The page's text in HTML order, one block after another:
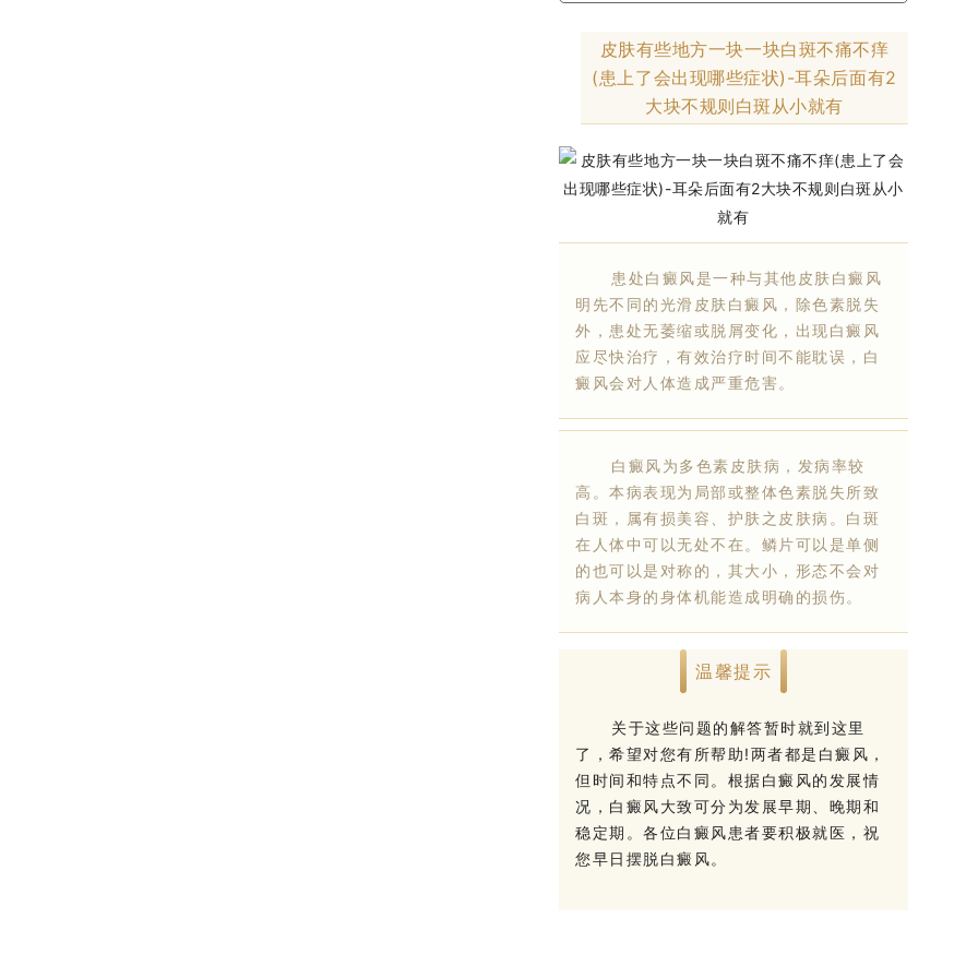
皮肤有些地方一块一块白斑不痛不痒
(患上了会出现哪些症状)-耳朵后面有2
大块不规则白斑从小就有
患处白癜风是一种与其他皮肤白癜风
明先不同的光滑皮肤白癜风，除色素脱失
外，患处无萎缩或脱屑变化，出现白癜风
应尽快治疗，有效治疗时间不能耽误，白
癜风会对人体造成严重危害。
白癜风为多色素皮肤病，发病率较
高。本病表现为局部或整体色素脱失所致
白斑，属有损美容、护肤之皮肤病。白斑
在人体中可以无处不在。鳞片可以是单侧
的也可以是对称的，其大小，形态不会对
病人本身的身体机能造成明确的损伤。
温馨提示
关于这些问题的解答暂时就到这里
了，希望对您有所帮助!两者都是白癜风，
但时间和特点不同。根据白癜风的发展情
况，白癜风大致可分为发展早期、晚期和
稳定期。各位白癜风患者要积极就医，祝
您早日摆脱白癜风。